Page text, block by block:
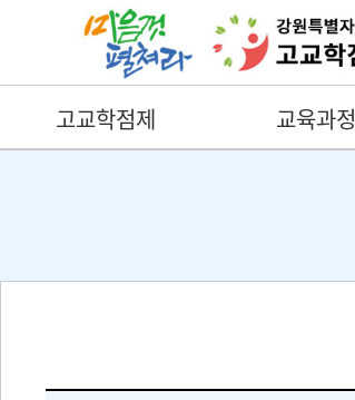
고교학점제 교육과정